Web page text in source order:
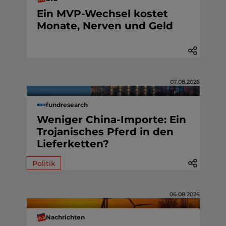
Ein MVP-Wechsel kostet
Monate, Nerven und Geld
07.08.2026
fundresearch
Weniger China-Importe: Ein
Trojanisches Pferd in den
Lieferketten?
Politik
06.08.2026
Nachrichten